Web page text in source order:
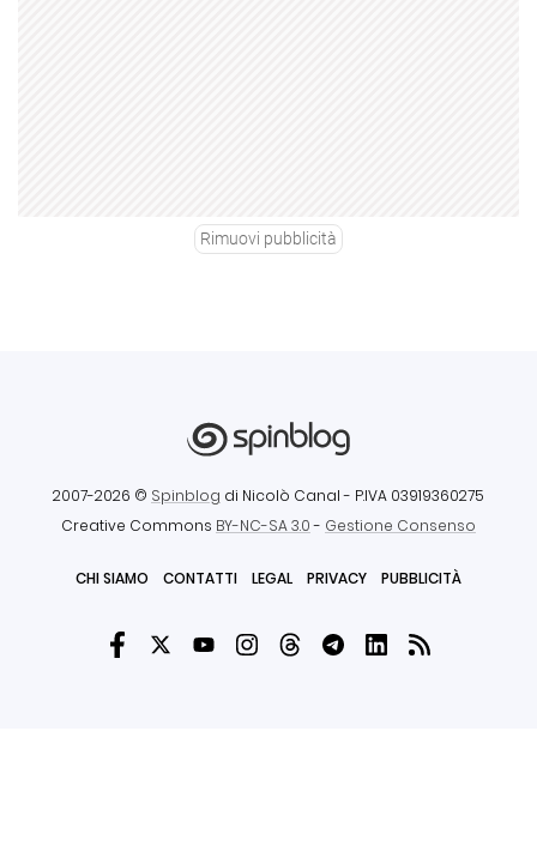
Rimuovi pubblicità
2007-2026 © Spinblog di Nicolò Canal - P.IVA 03919360275
Creative Commons BY-NC-SA 3.0- Gestione Consenso
CHI SIAMO CONTATTI LEGAL PRIVACY PUBBLICITÀ